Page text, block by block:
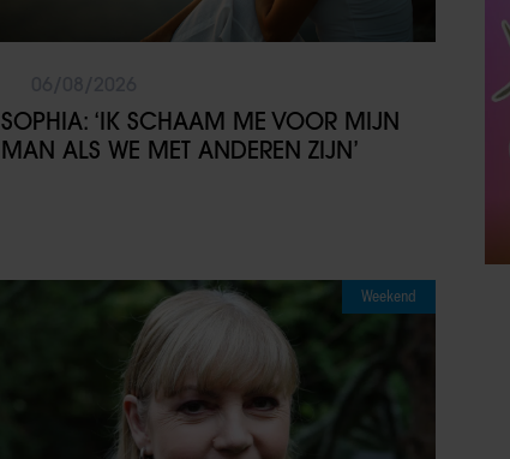
SOPHIA: ‘IK SCHAAM ME VOOR MIJN
MAN ALS WE MET ANDEREN ZIJN’
Weekend